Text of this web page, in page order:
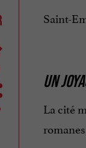
Saint-
UN
La cité